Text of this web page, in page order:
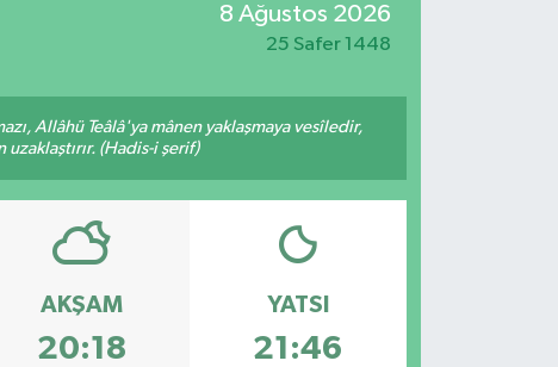
8 Ağustos 2026
25 Safer 1448
Allâhü Teâlâ'ya mânen yaklaşmaya vesîledir,
(Hadis-i şerif)
AKŞAM
20:18
YATSI
21:46